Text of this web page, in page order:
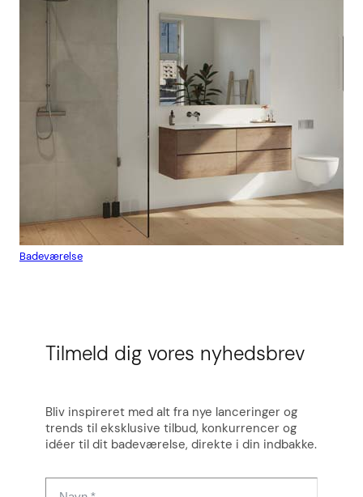
Badeværelse
Tilmeld dig vores nyhedsbrev
Bliv inspireret med alt fra nye lanceringer og
trends til eksklusive tilbud, konkurrencer og
idéer til dit badeværelse, direkte i din indbakke.